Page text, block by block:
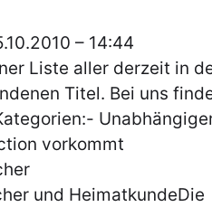
– 14:44
Liste aller derzeit in
Titel. Bei uns
vorkommt
und HeimatkundeDie